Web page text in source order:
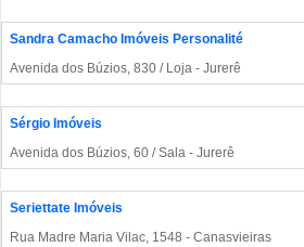
Sandra Camacho Imóveis Personalité
Avenida dos Búzios, 830 / Loja - Jurerê
Sérgio Imóveis
Avenida dos Búzios, 60 / Sala - Jurerê
Seriettate Imóveis
Rua Madre Maria Vilac, 1548 - Canasvieiras